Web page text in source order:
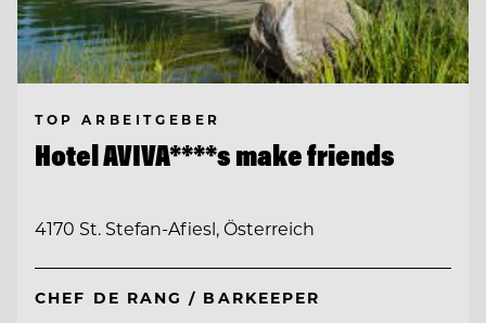
TOP ARBEITGEBER
Hotel AVIVA****s make friends
4170 St. Stefan-Afiesl, Österreich
CHEF DE RANG / BARKEEPER